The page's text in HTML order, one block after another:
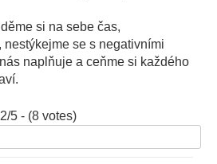
si na sebe čas,
nestýkejme se s negativními
naplňuje a ceňme si každého
5 - (8 votes)